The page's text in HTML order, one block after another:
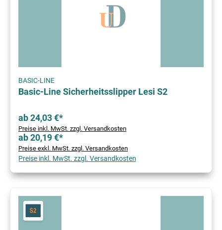
BASIC-LINE
Basic-Line Sicherheitsslipper Lesi S2
ab 24,03 €*
Preise inkl. MwSt. zzgl. Versandkosten
ab 20,19 €*
Preise exkl. MwSt. zzgl. Versandkosten
Preise inkl. MwSt. zzgl. Versandkosten